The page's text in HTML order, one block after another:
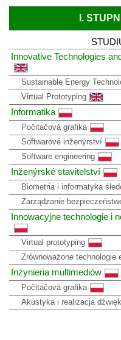
I.
Innovative Technologies
Sustainable Energy
Virtual Prototyping
Informatika
Počitačová grafika
Softwarové inženýrství
Software engineering
Inženýrské stavitelství
Biometria i informatyka
Zarządzanie
Innowacyjne technologie i
Virtual prototyping
Zrównoważone technologie
Inżynieria multimediów
Počitačová grafika
Akustyka i realizacja